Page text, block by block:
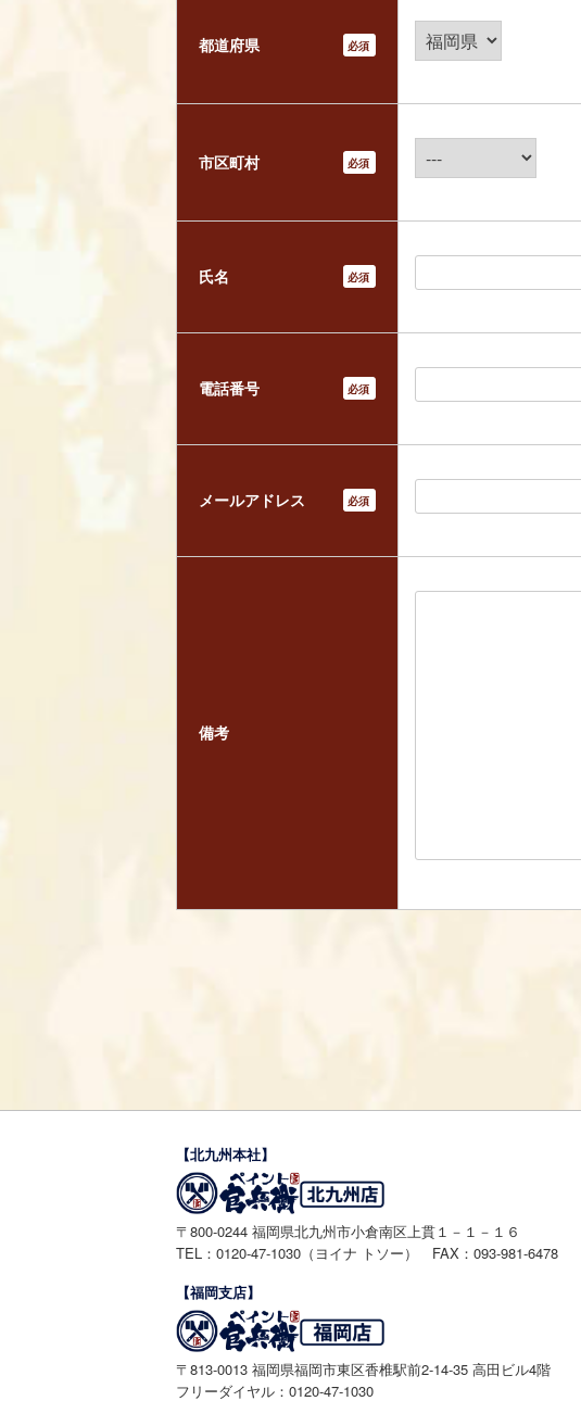
都道府県 *
市区町村 *
氏名 *
電話番号 *
メールアドレス *
備考
【北九州本社】
〒800-0244 福岡県北九州市小倉南区上貫１－１－１６
TEL：0120-47-1030（ヨイナ トソー） FAX：093-981-6478
【福岡支店】
〒813-0013 福岡県福岡市東区香椎駅前2-14-35 高田ビル4階
フリーダイヤル：0120-47-1030